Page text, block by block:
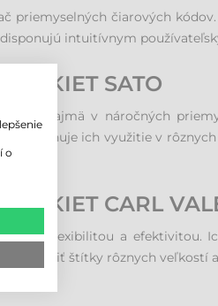
priemyselných čiarových
intuitívnym
ETIKIET SATO
výkon najmä v náročných
umožňuje ich využitie v
ETIKIET CARL
flexibilitou a
tlačiť štítky rôznych
o